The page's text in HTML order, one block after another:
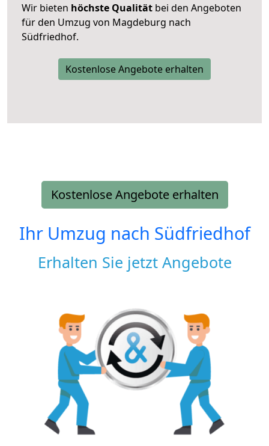
Wir bieten höchste Qualität bei den Angeboten
für den Umzug von Magdeburg nach
Südfriedhof.
Kostenlose Angebote erhalten
Kostenlose Angebote erhalten
Ihr Umzug nach Südfriedhof
Erhalten Sie jetzt Angebote